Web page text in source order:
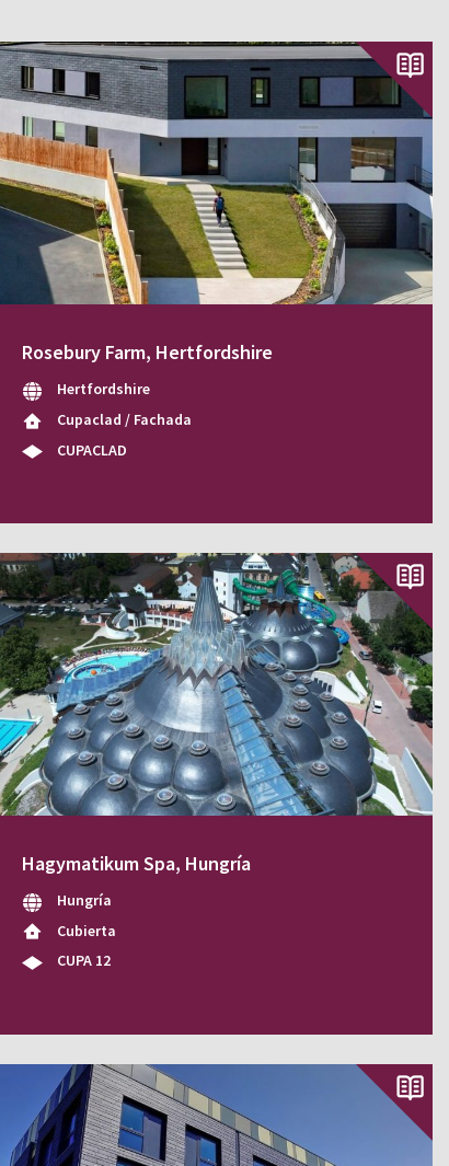
Rosebury Farm, Hertfordshire
Hertfordshire
Cupaclad / Fachada
CUPACLAD
Hagymatikum Spa, Hungría
Hungría
Cubierta
CUPA 12